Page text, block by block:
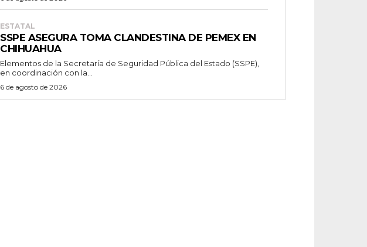
ESTATAL
SSPE ASEGURA TOMA CLANDESTINA DE PEMEX EN
CHIHUAHUA
Elementos de la Secretaría de Seguridad Pública del Estado (SSPE),
en coordinación con la...
6 de agosto de 2026